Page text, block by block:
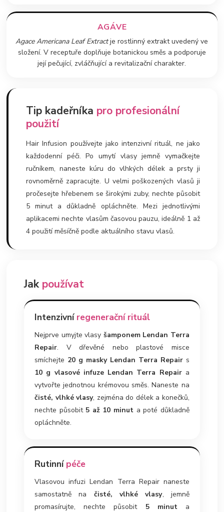
AGÁVE
Agace Americana Leaf Extractje rostlinný extrakt uvedený ve
složení. V receptuře doplňuje botanickou směs a podporuje
její pečující, zvláčňující a revitalizační charakter.
Tip kadeřníka pro profesionální
použití
Hair Infusion používejte jako intenzivní rituál, ne jako
každodenní péči. Po umytí vlasy jemně vymačkejte
ručníkem, naneste kúru do vlhkých délek a prsty ji
rovnoměrně zapracujte. U velmi poškozených vlasů ji
pročesejte hřebenem se širokými zuby, nechte působit
5 minut a důkladně opláchněte. Mezi jednotlivými
aplikacemi nechte vlasům časovou pauzu, ideálně 1 až
4 použití měsíčně podle aktuálního stavu vlasů.
Jak používat
Intenzivní regenerační rituál
Nejprve umyjte vlasy šamponem Lendan Terra
Repair. V dřevěné nebo plastové misce
smíchejte 20 g masky Lendan Terra Repairs
10 g vlasové infuze Lendan Terra Repaira
vytvořte jednotnou krémovou směs. Naneste na
čisté, vlhké vlasy, zejména do délek a konečků,
nechte působit 5 až 10 minut a poté důkladně
opláchněte.
Rutinní péče
Vlasovou infuzi Lendan Terra Repair naneste
samostatně na čisté, vlhké vlasy, jemně
promasírujte, nechte působit 5 minuta